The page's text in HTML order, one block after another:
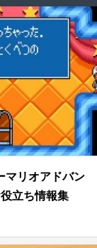
マリオアドバン
立ち情報集